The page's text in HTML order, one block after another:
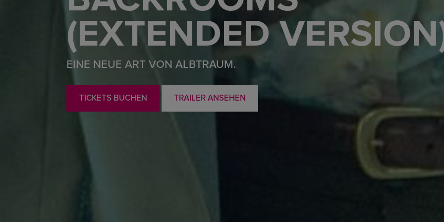
(EXTENDED
EINE NEUE ART VON ALBTRAUM.
TICKETS BUCHEN TRAILER ANSEHEN